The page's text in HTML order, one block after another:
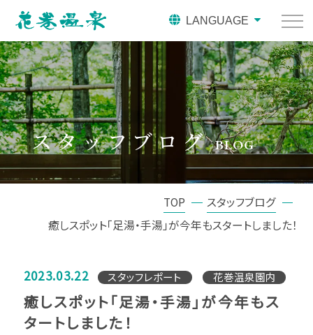
LANGUAGE
スタッフブログ BLOG
TOP
スタッフブログ
癒しスポット「足湯・手湯」が今年もスタートしました！
2023.03.22 スタッフレポート 花巻温泉園内
癒しスポット「足湯・手湯」が今年もス
タートしました！